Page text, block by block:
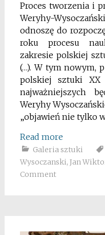
Proces tworzenia i
Weryhy-
odnoszę do
roku procesu
zakresie polskiej
(…). W tym nowym,
polskiej sztuki
najważniejszych
Weryhy
„objawień nie tylko
Read more
Galeria sztuki
Wysoczanski, Jan
Comment